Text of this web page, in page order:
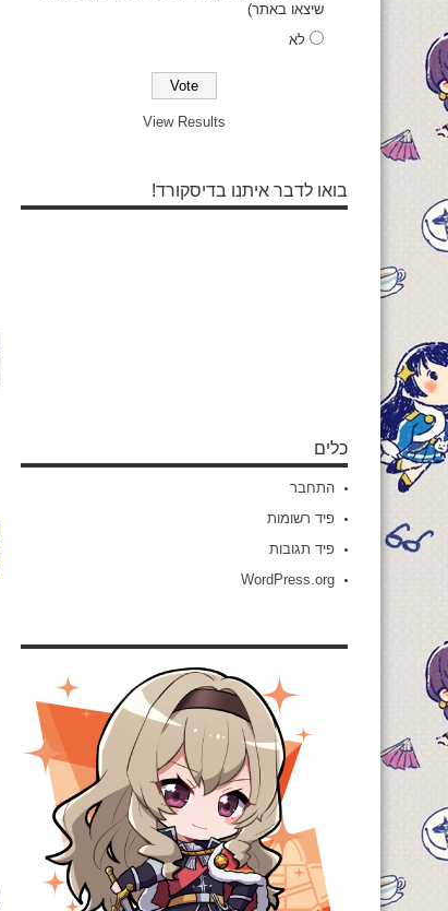
שיצאו באתר)
לא
View Results
בואו לדבר איתנו בדיסקורד!
כלים
התחבר
פיד רשומות
פיד תגובות
WordPress.org